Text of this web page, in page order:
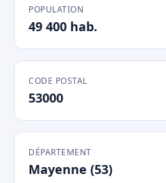
POPULATION
49 400 hab.
CODE POSTAL
53000
DÉPARTEMENT
Mayenne (53)